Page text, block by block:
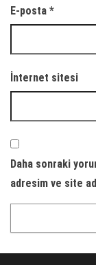
E-posta *
İnternet sitesi
Daha sonraki
adresim ve site